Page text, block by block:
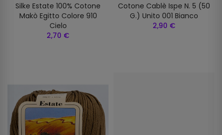
Silke Estate 100% Cotone
Makò Egitto Colore 910
Cielo
2,70 €
Cotone Cablè Ispe N. 5 (50
G.) Unito 001 Bianco
2,90 €